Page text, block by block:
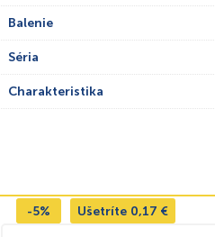
Balenie
Séria
Charakteristika
-5% Ušetríte 0,17 €